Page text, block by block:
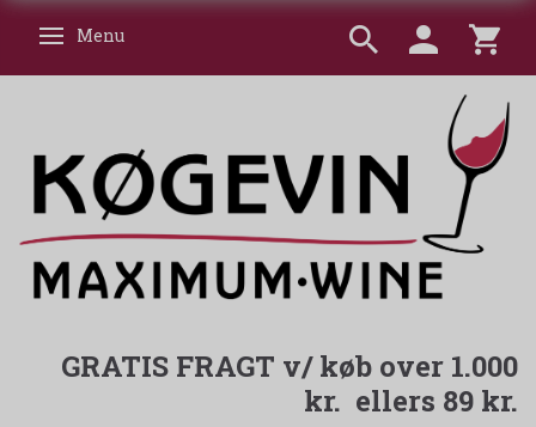
Skifte navigation
Menu
GRATIS FRAGT v/ køb over 1.000
kr. ellers 89 kr.